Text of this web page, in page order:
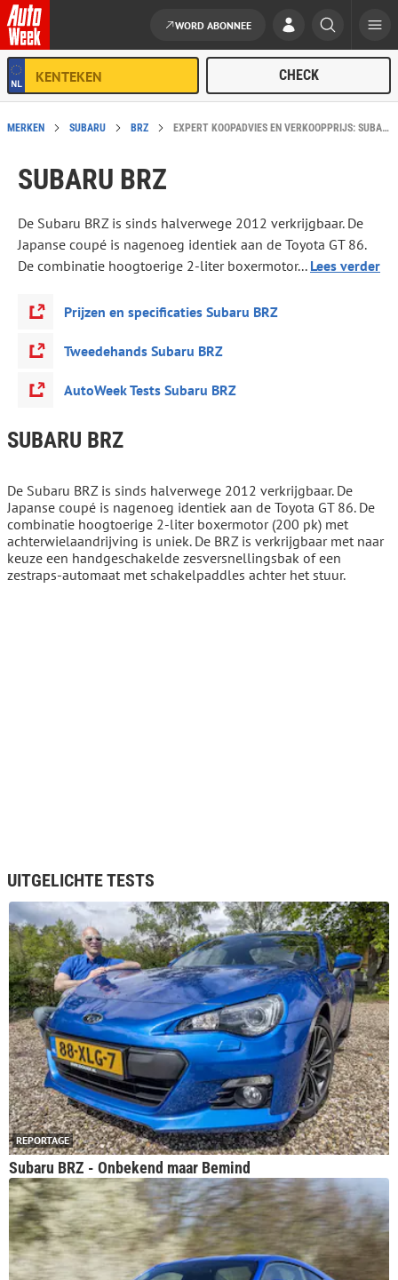
Ga naar de inhoud
WORD ABONNEE
MERKEN SUBARU BRZ EXPERT KOOPADVIES EN VERKOOPPRIJS: SUBARU BRZ
SUBARU BRZ
De Subaru BRZ is sinds halverwege 2012 verkrijgbaar. De
Japanse coupé is nagenoeg identiek aan de Toyota GT 86.
De combinatie hoogtoerige 2-liter boxermotor... Lees verder
Prijzen en specificaties Subaru BRZ
Tweedehands Subaru BRZ
AutoWeek Tests Subaru BRZ
SUBARU BRZ
De Subaru BRZ is sinds halverwege 2012 verkrijgbaar. De
Japanse coupé is nagenoeg identiek aan de Toyota GT 86. De
combinatie hoogtoerige 2-liter boxermotor (200 pk) met
achterwielaandrijving is uniek. De BRZ is verkrijgbaar met naar
keuze een handgeschakelde zesversnellingsbak of een
zestraps-automaat met schakelpaddles achter het stuur.
UITGELICHTE TESTS
REPORTAGE
Subaru BRZ - Onbekend maar Bemind